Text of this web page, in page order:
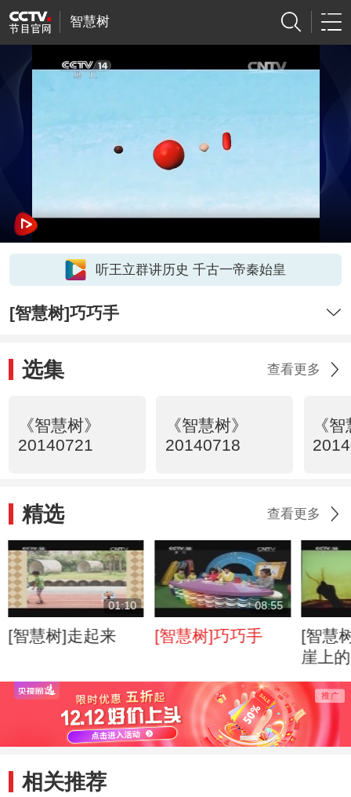
智慧树
听王立群讲历史 千古一帝秦始皇
[智慧树]巧巧手
选集 查看更多
《智慧树》
20140721
《智慧树》
20140718
《
精选 查看更多
01:10
[智慧树]走起来
08:55
[智慧树]巧巧手
[智慧
崖上
相关推荐